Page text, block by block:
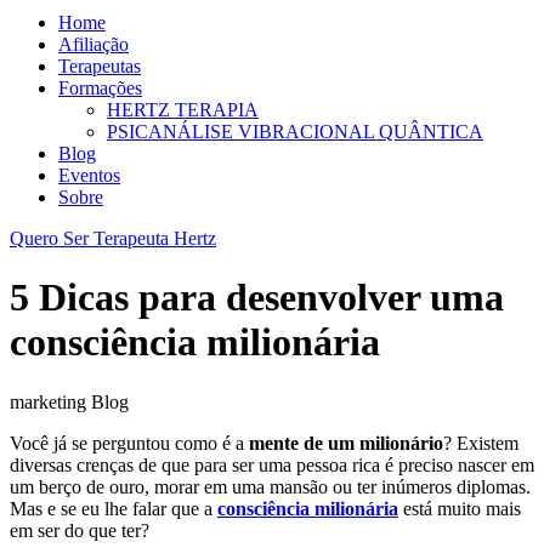
Home
Afiliação
Terapeutas
Formações
HERTZ TERAPIA
PSICANÁLISE VIBRACIONAL QUÂNTICA
Blog
Eventos
Sobre
Quero Ser Terapeuta Hertz
5 Dicas para desenvolver uma
consciência milionária
marketing Blog
Você já se perguntou como é a mente de um milionário? Existem
diversas crenças de que para ser uma pessoa rica é preciso nascer em
um berço de ouro, morar em uma mansão ou ter inúmeros diplomas.
Mas e se eu lhe falar que a consciência milionária está muito mais
em ser do que ter?